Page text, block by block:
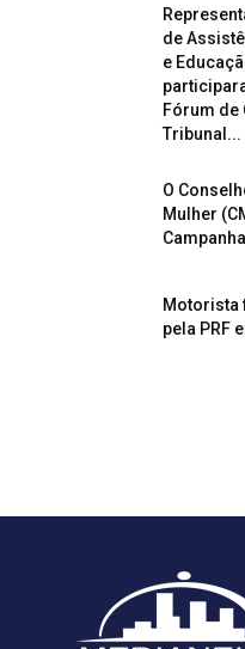
de
e
Fórum
Tribunal...
O
Mulher
Campanha
Motorista
pela PRF